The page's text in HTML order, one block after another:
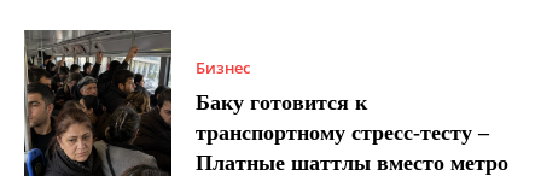
Бизнес
Баку готовится к
транспортному стресс-тесту –
Платные шаттлы вместо метро